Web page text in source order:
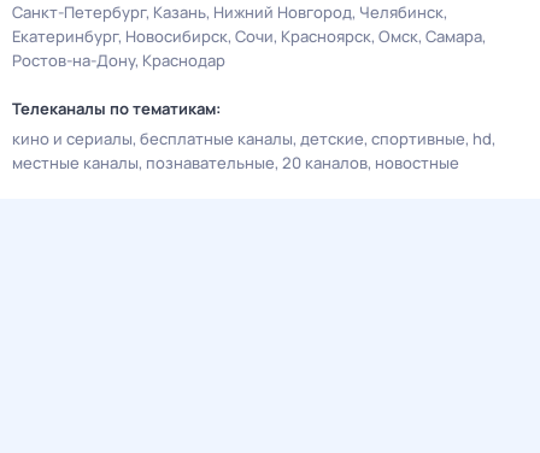
Санкт-Петербург Казань Нижний Новгород Челябинск
Екатеринбург Новосибирск Сочи Красноярск Омск Самара
Ростов-на-Дону Краснодар
Телеканалы по тематикам:
кино и сериалы бесплатные каналы детские спортивные hd
местные каналы познавательные 20 каналов новостные